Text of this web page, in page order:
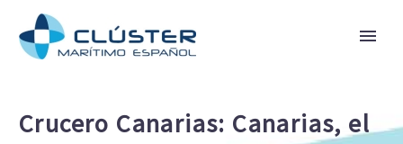
Crucero Canarias: Canarias, el